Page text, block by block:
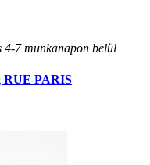
4-7 munkanapon belül
RUE PARIS